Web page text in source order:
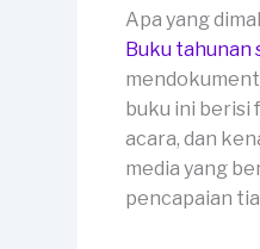
Apa yang
Buku tahunan
buku ini berisi
acara, dan
media yang
pencapaian